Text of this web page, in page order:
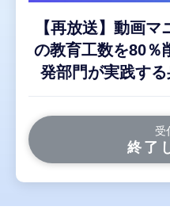
【再放送】動画
の教育工数を80％
発部門が実践する
受
終了